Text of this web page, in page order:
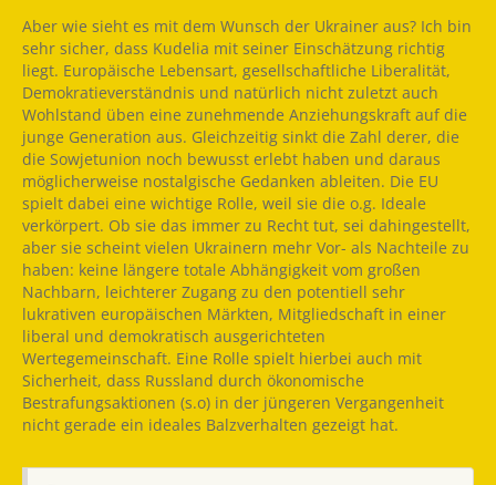
Aber wie sieht es mit dem Wunsch der Ukrainer aus? Ich bin
sehr sicher, dass Kudelia mit seiner Einschätzung richtig
liegt. Europäische Lebensart, gesellschaftliche Liberalität,
Demokratieverständnis und natürlich nicht zuletzt auch
Wohlstand üben eine zunehmende Anziehungskraft auf die
junge Generation aus. Gleichzeitig sinkt die Zahl derer, die
die Sowjetunion noch bewusst erlebt haben und daraus
möglicherweise nostalgische Gedanken ableiten. Die EU
spielt dabei eine wichtige Rolle, weil sie die o.g. Ideale
verkörpert. Ob sie das immer zu Recht tut, sei dahingestellt,
aber sie scheint vielen Ukrainern mehr Vor- als Nachteile zu
haben: keine längere totale Abhängigkeit vom großen
Nachbarn, leichterer Zugang zu den potentiell sehr
lukrativen europäischen Märkten, Mitgliedschaft in einer
liberal und demokratisch ausgerichteten
Wertegemeinschaft. Eine Rolle spielt hierbei auch mit
Sicherheit, dass Russland durch ökonomische
Bestrafungsaktionen (s.o) in der jüngeren Vergangenheit
nicht gerade ein ideales Balzverhalten gezeigt hat.